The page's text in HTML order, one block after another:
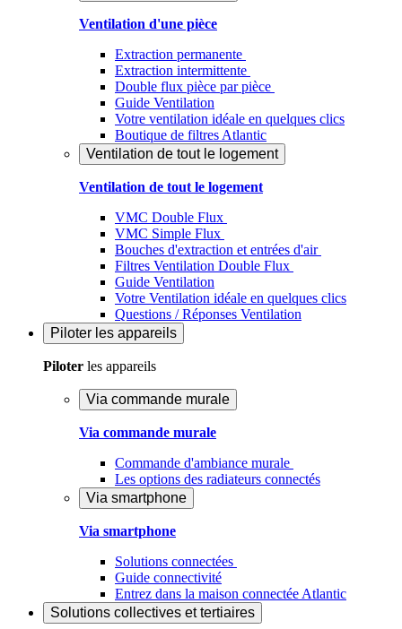
Ventilation d'une pièce
Extraction permanente
Extraction intermittente
Double flux pièce par pièce
Guide Ventilation
Votre ventilation idéale en quelques clics
Boutique de filtres Atlantic
Ventilation de tout le logement
Ventilation de tout le logement
VMC Double Flux
VMC Simple Flux
Bouches d'extraction et entrées d'air
Filtres Ventilation Double Flux
Guide Ventilation
Votre Ventilation idéale en quelques clics
Questions / Réponses Ventilation
Piloter les appareils
Piloter les appareils
Via commande murale
Via commande murale
Commande d'ambiance murale
Les options des radiateurs connectés
Via smartphone
Via smartphone
Solutions connectées
Guide connectivité
Entrez dans la maison connectée Atlantic
Solutions collectives et tertiaires